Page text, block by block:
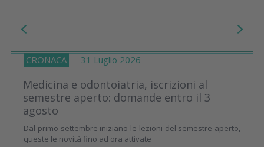
CRONACA 31 Luglio 2026
Medicina e odontoiatria, iscrizioni al
semestre aperto: domande entro il 3
agosto
Dal primo settembre iniziano le lezioni del semestre aperto,
queste le novità fino ad ora attivate